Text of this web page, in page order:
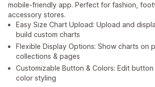
mobile-friendly app. Perfect for fashion,
accessory stores.
Easy Size Chart Upload: Upload and
build custom charts
Flexible Display Options: Show charts on
collections & pages
Customizable Button & Colors: Edit
color styling